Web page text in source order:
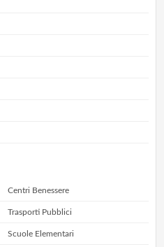
Centri Benessere
Trasporti Pubblici
Scuole Elementari